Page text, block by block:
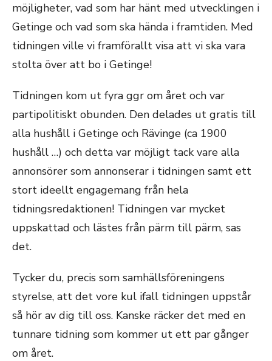
möjligheter, vad som har hänt med utvecklingen i
Getinge och vad som ska hända i framtiden. Med
tidningen ville vi framförallt visa att vi ska vara
stolta över att bo i Getinge!
Tidningen kom ut fyra ggr om året och var
partipolitiskt obunden. Den delades ut gratis till
alla hushåll i Getinge och Rävinge (ca 1900
hushåll …) och detta var möjligt tack vare alla
annonsörer som annonserar i tidningen samt ett
stort ideellt engagemang från hela
tidningsredaktionen! Tidningen var mycket
uppskattad och lästes från pärm till pärm, sas
det.
Tycker du, precis som samhällsföreningens
styrelse, att det vore kul ifall tidningen uppstår
så hör av dig till oss. Kanske räcker det med en
tunnare tidning som kommer ut ett par gånger
om året.